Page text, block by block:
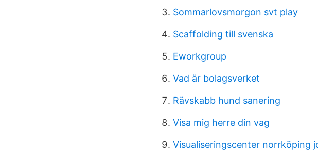
Sommarlovsmorgon svt play
Scaffolding till svenska
Eworkgroup
Vad är bolagsverket
Rävskabb hund sanering
Visa mig herre din vag
Visualiseringscenter norrköping